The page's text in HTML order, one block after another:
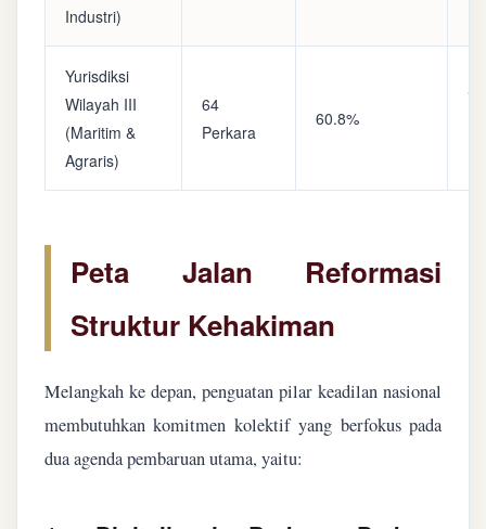
Industri)
Yurisdiksi
Wilayah III
(Maritim &
Agraris)
64
Perkara
60.8%
Peta Jalan Reformasi
Struktur Kehakiman
Melangkah ke depan, penguatan pilar keadilan nasional
membutuhkan komitmen kolektif yang berfokus pada
dua agenda pembaruan utama, yaitu: